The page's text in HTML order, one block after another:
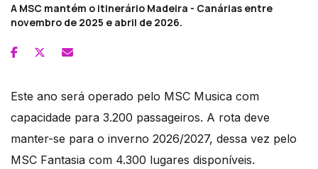
A MSC mantém o itinerário Madeira - Canárias entre
novembro de 2025 e abril de 2026.
Este ano será operado pelo MSC Musica com
capacidade para 3.200 passageiros. A rota deve
manter-se para o inverno 2026/2027, dessa vez pelo
MSC Fantasia com 4.300 lugares disponíveis.